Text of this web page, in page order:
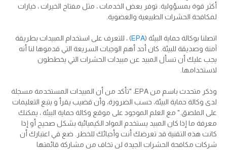
أكثر قوة بمسؤولية. توفر بعض الخدمات ، مثل مفتاح الخيرات ، خيارات
لمكافحة الحشرات الطبيعية والعضوية.
اتصلنا بوكالة حماية البيئة (EPA) ، للتعرف على استخدام المبيدات بطريقة
آمنة وصديقة للبيئة. كان أحد أهم الوجبات السريعة التي قدموها لنا أنه
يجب عليك أن تسأل المبيد عن مبيدات الحشرات التي يخططون
لاستخدامها.
وذكر متحدث باسم من EPA، "تأكد من أن المبيدات المستخدمة مسجلة
لدى وكالة حماية البيئة، حسب الضرورة، وأن قضيب يقرأ و يتبع التعليمات
على الملصق." مع العلم الموجود على موقع وكالة حماية البيئة ، يمكنك
معرفة ما إذا كان المبيد يستخدم المواد الكيميائية بشكل صحيح أو إذا
كانت هذه التقنية قد تعرضك أنت وأحبائك للخطر. ضع في اعتبارك أن
شركات مكافحة الحشرات الجيدة لن تخاف من مشاركة قائمتها